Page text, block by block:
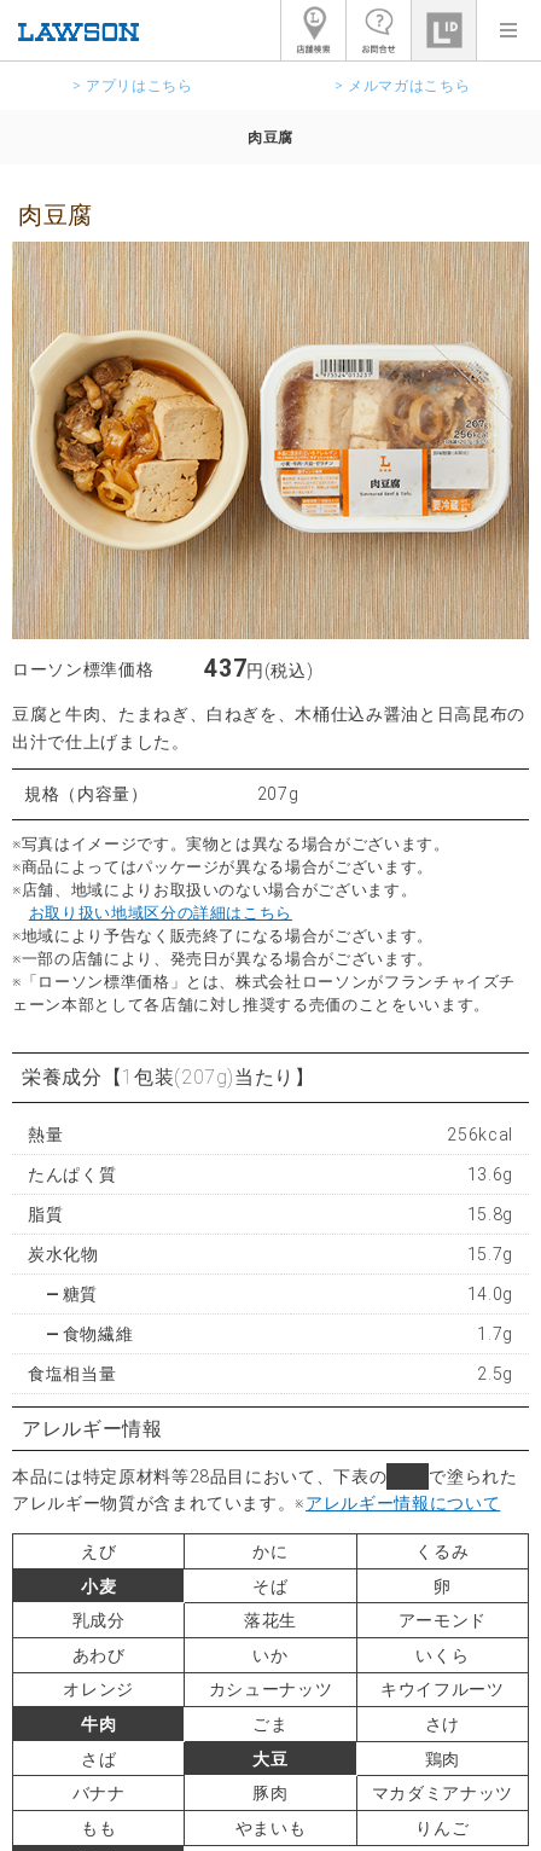
> アプリはこちら > メルマガはこちら
肉豆腐
肉豆腐
ローソン標準価格 437円(税込)
豆腐と牛肉、たまねぎ、白ねぎを、木桶仕込み醤油と日高昆布の
出汁で仕上げました。
規格（内容量） 207g
※写真はイメージです。実物とは異なる場合がございます。
※商品によってはパッケージが異なる場合がございます。
※店舗、地域によりお取扱いのない場合がございます。
お取り扱い地域区分の詳細はこちら
※地域により予告なく販売終了になる場合がございます。
※一部の店舗により、発売日が異なる場合がございます。
※「ローソン標準価格」とは、株式会社ローソンがフランチャイズチ
ェーン本部として各店舗に対し推奨する売価のことをいいます。
栄養成分 【1包装(207g)当たり】
熱量 256kcal
たんぱく質 13.6g
脂質 15.8g
炭水化物 15.7g
糖質 14.0g
食物繊維 1.7g
食塩相当量 2.5g
アレルギー情報
本品には特定原材料等28品目において、下表の
で塗られた
アレルギー物質が含まれています。※アレルギー情報について
えび かに
くるみ
小麦
そば
卵
乳成分
落花生
アーモンド
あわび
いか
いくら
オレンジ
カシューナッツ
キウイフルーツ
牛肉
ごま
さけ
さば
大豆
鶏肉
バナナ
豚肉
マカダミアナッツ
もも
やまいも
りんご